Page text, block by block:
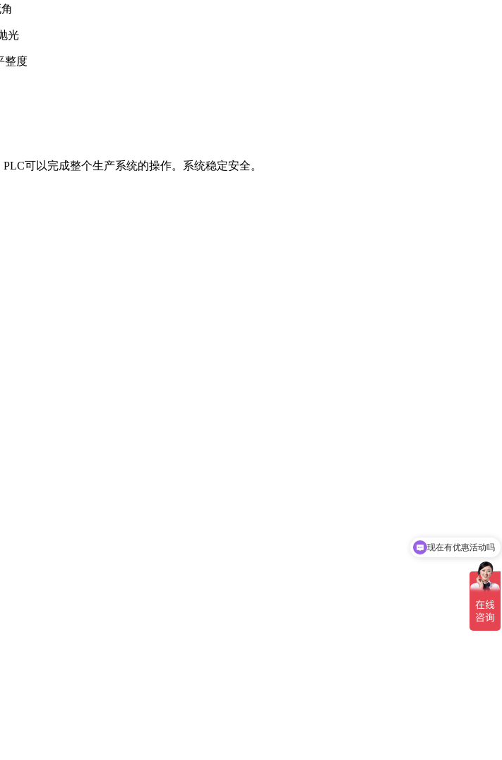
光
整度
可以完成整个生产系统的操作。系统稳定安全。
可以介绍下你们的产品么